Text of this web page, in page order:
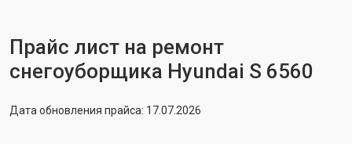
Прайс лист на ремонт
снегоуборщика Hyundai S 6560
Дата обновления прайса: 17.07.2026